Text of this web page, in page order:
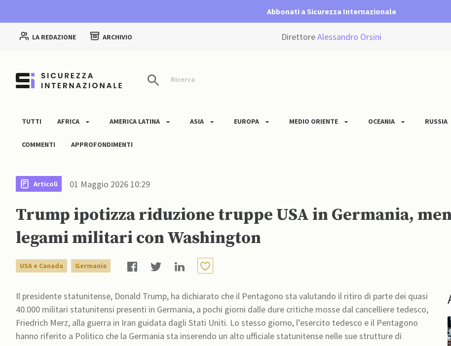
Abbonati a Sicurezza Internazionale
LA REDAZIONE ARCHIVIO DirettoreAlessandro Orsini
Ricerca
TUTTI AFRICA AMERICA LATINA ASIA EUROPA MEDIO ORIENTE OCEANIA RUSSIA
COMMENTI APPROFONDIMENTI
Articoli 01 Maggio 2026 10:29
Trump ipotizza riduzione truppe USA in Germania,
legami militari con Washington
USA e Canada Germania
Il presidente statunitense, Donald Trump, ha dichiarato che il Pentagono sta valutando il ritiro di parte dei quasi
40.000 militari statunitensi presenti in Germania, a pochi giorni dalle dure critiche mosse dal cancelliere tedesco,
Friedrich Merz, alla guerra in Iran guidata dagli Stati Uniti. Lo stesso giorno, l’esercito tedesco e il Pentagono
hanno riferito a Politico che la Germania sta inserendo un alto ufficiale statunitense nelle sue strutture di